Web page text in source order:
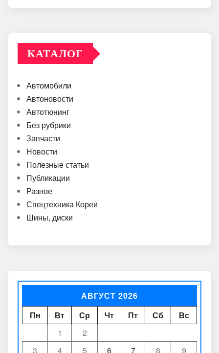
КАТАЛОГ
Автомобили
Автоновости
Автотюнинг
Без рубрики
Запчасти
Новости
Полезные статьи
Публикации
Разное
Спецтехника Кореи
Шины, диски
АВГУСТ 2026
Пн
Вт Ср Чт Пт Сб
Вс
1
2
3
4 5 6 7 8
9